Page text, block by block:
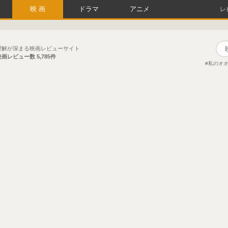
映画 ドラマ アニメ レ
解が深まる映画レビューサイト
画レビュー数 5,785件
私のオ